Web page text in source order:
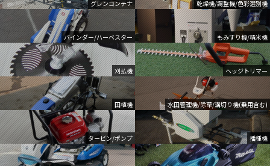
グレンコンテナ 乾燥機/調整機/色彩選別機
バインダー/ハーベスター もみすり機/精米機
刈払機 ヘッジトリマー
田植機 水田管理機/除草/溝切り機(乗用含む)
タービン/ポンプ 播種機